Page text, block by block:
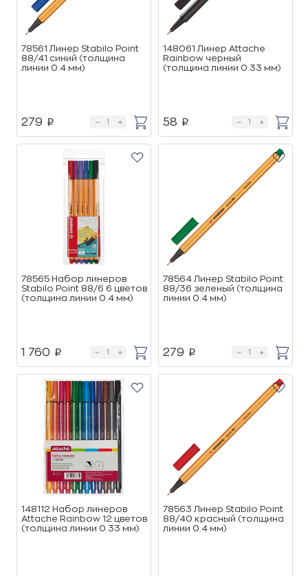
78561 Линер Stabilo Point
88/41 синий (толщина
линии 0.4 мм)
279 p
148061 Линер Attache
Rainbow черный
(толщина линии 0.33 мм)
58 p
78565 Набор линеров
Stabilo Point 88/6 6 цветов
(толщина линии 0.4 мм)
1 760 p
78564 Линер Stabilo Point
88/36 зеленый (толщина
линии 0.4 мм)
279 p
148112 Набор линеров
Attache Rainbow 12 цветов
(толщина линии 0.33 мм)
78563 Линер Stabilo Point
88/40 красный (толщина
линии 0.4 мм)